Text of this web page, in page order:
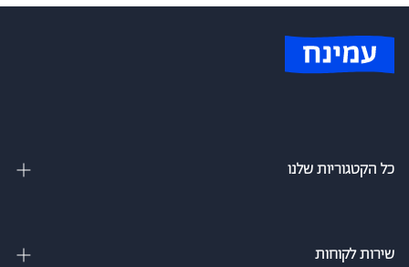
כל הקטגוריות שלנו
מיטה וחצי
שירות לקוחות